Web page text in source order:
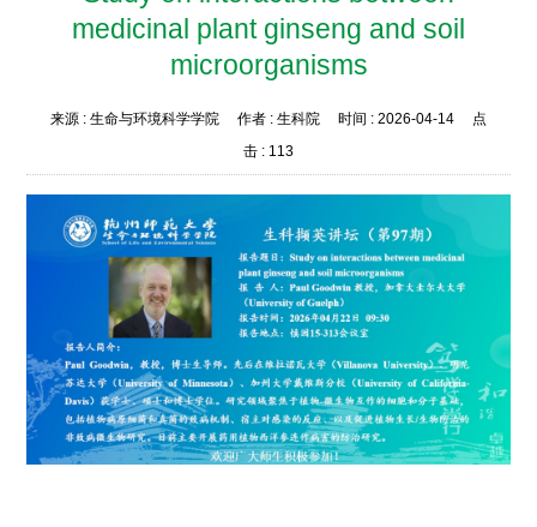
medicinal plant ginseng and soil
microorganisms
来源 : 生命与环境科学学院 作者 : 生科院 时间 : 2026-04-14 点
击 : 113